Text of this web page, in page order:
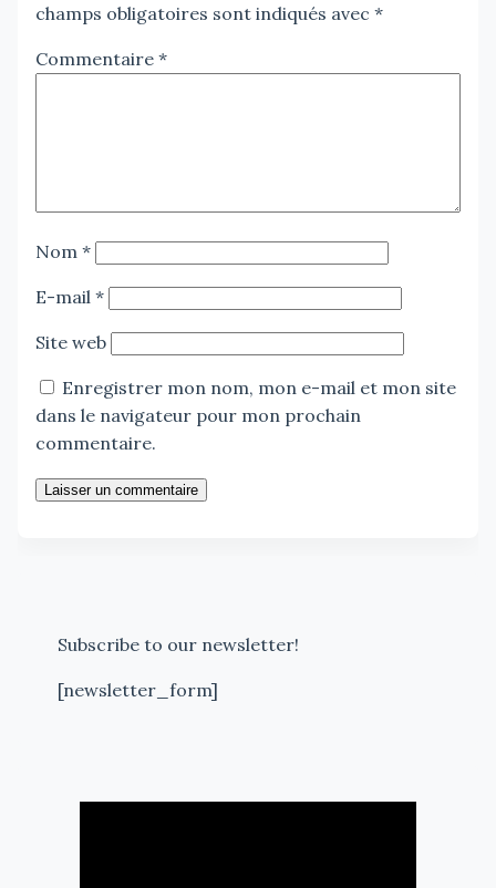
champs obligatoires sont indiqués avec *
Commentaire *
Nom *
E-mail *
Site web
Enregistrer mon nom, mon e-mail et mon site
dans le navigateur pour mon prochain
commentaire.
Laisser un commentaire
Subscribe to our newsletter!
[newsletter_form]